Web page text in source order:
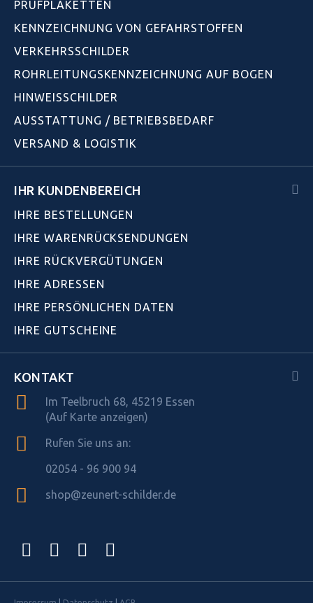
PRÜFPLAKETTEN
KENNZEICHNUNG VON GEFAHRSTOFFEN
VERKEHRSSCHILDER
ROHRLEITUNGSKENNZEICHNUNG AUF BOGEN
HINWEISSCHILDER
AUSSTATTUNG / BETRIEBSBEDARF
VERSAND & LOGISTIK
IHR KUNDENBEREICH
IHRE BESTELLUNGEN
IHRE WARENRÜCKSENDUNGEN
IHRE RÜCKVERGÜTUNGEN
IHRE ADRESSEN
IHRE PERSÖNLICHEN DATEN
IHRE GUTSCHEINE
KONTAKT
Im Teelbruch 68, 45219 Essen
(Auf Karte anzeigen)
Rufen Sie uns an:
02054 - 96 900 94
shop@zeunert-schilder.de